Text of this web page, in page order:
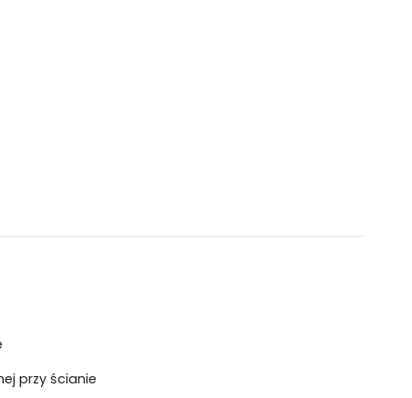
przy ścianie